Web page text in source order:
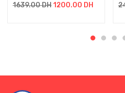
1639.00DH 1200.00 DH